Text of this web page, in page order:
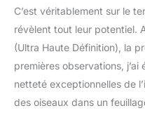
C’est véritablement sur le
révèlent tout leur potentiel.
(Ultra Haute Définition), la
premières observations,
netteté exceptionnelles de
des oiseaux dans un